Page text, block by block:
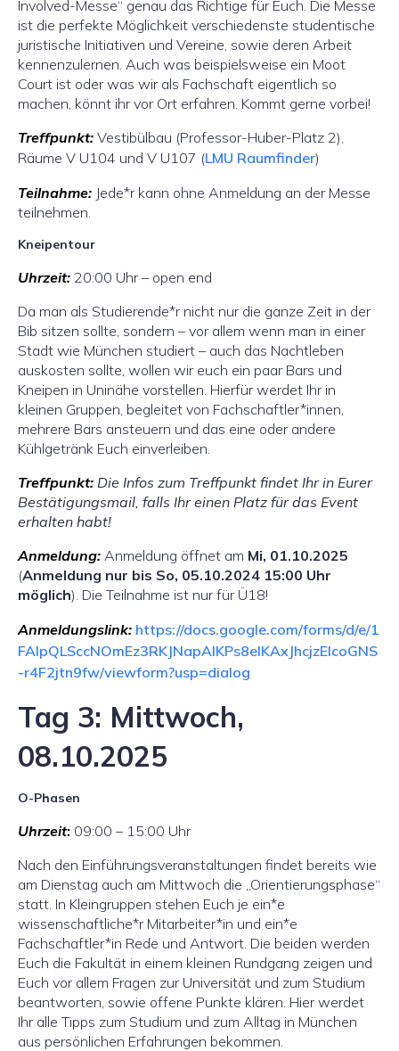
Involved-Messe“ genau das Richtige für Euch. Die Messe
ist die perfekte Möglichkeit verschiedenste studentische
juristische Initiativen und Vereine, sowie deren Arbeit
kennenzulernen. Auch was beispielsweise ein Moot
Court ist oder was wir als Fachschaft eigentlich so
machen, könnt ihr vor Ort erfahren. Kommt gerne vorbei!
Treffpunkt: Vestibülbau (Professor-Huber-Platz 2),
Räume V U104 und V U107 (LMU Raumfinder)
Teilnahme: Jede*r kann ohne Anmeldung an der Messe
teilnehmen.
Kneipentour
Uhrzeit: 20:00 Uhr – open end
Da man als Studierende*r nicht nur die ganze Zeit in der
Bib sitzen sollte, sondern – vor allem wenn man in einer
Stadt wie München studiert – auch das Nachtleben
auskosten sollte, wollen wir euch ein paar Bars und
Kneipen in Uninähe vorstellen. Hierfür werdet Ihr in
kleinen Gruppen, begleitet von Fachschaftler*innen,
mehrere Bars ansteuern und das eine oder andere
Kühlgetränk Euch einverleiben.
Treffpunkt: Die Infos zum Treffpunkt findet Ihr in Eurer
Bestätigungsmail, falls Ihr einen Platz für das Event
erhalten habt!
Anmeldung: Anmeldung öffnet am Mi, 01.10.2025
(Anmeldung nur bis So, 05.10.2024 15:00 Uhr
möglich). Die Teilnahme ist nur für Ü18!
Anmeldungslink: https://docs.google.com/forms/d/e/1
FAIpQLSccNOmEz3RKJNapAlKPs8elKAxJhcjzElcoGNS
-r4F2jtn9fw/viewform?usp=dialog
Tag 3: Mittwoch,
08.10.2025
O-Phasen
Uhrzeit: 09:00 – 15:00 Uhr
Nach den Einführungsveranstaltungen findet bereits wie
am Dienstag auch am Mittwoch die „Orientierungsphase“
statt. In Kleingruppen stehen Euch je ein*e
wissenschaftliche*r Mitarbeiter*in und ein*e
Fachschaftler*in Rede und Antwort. Die beiden werden
Euch die Fakultät in einem kleinen Rundgang zeigen und
Euch vor allem Fragen zur Universität und zum Studium
beantworten, sowie offene Punkte klären. Hier werdet
Ihr alle Tipps zum Studium und zum Alltag in München
aus persönlichen Erfahrungen bekommen.